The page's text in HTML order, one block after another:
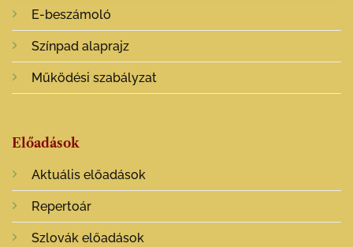
E-beszámoló
Színpad alaprajz
Működési szabályzat
Előadások
Aktuális előadások
Repertoár
Szlovák előadások